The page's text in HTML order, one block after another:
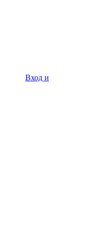
Вход и